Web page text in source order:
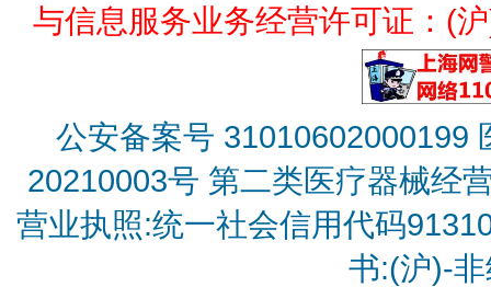
与信息服务业务经营许可证：(
公安备案号 31010602000199
20210003号 第二类医疗器械经
营业执照:统一社会信用代码
书:(沪)-